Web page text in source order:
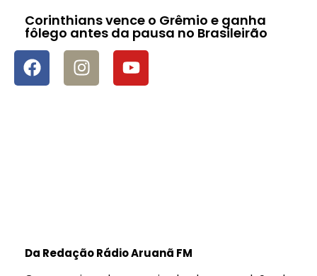
Corinthians vence o Grêmio e ganha
fôlego antes da pausa no Brasileirão
Da Redação Rádio Aruanã FM